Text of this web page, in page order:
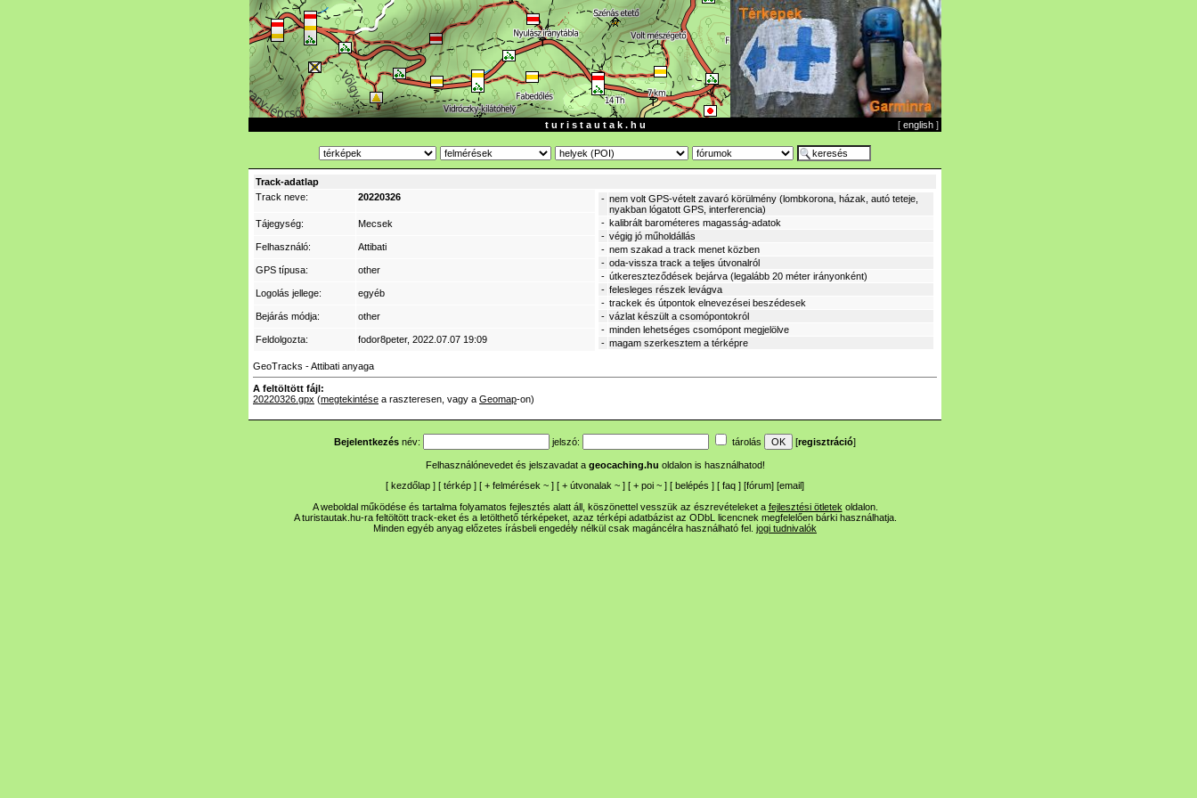
t u r i s t a u t a k . h u [ english ]
Track-adatlap
Track neve:
20220326 - nem volt GPS-vételt zavaró körülmény (lombkorona, házak, autó teteje,
nyakban lógatott GPS, interferencia)
- kalibrált barométeres magasság-adatok
- végig jó műholdállás
- nem szakad a track menet közben
- oda-vissza track a teljes útvonalról
- útkereszteződések bejárva (legalább 20 méter irányonként)
- felesleges részek levágva
- trackek és útpontok elnevezései beszédesek
- vázlat készült a csomópontokról
- minden lehetséges csomópont megjelölve
- magam szerkesztem a térképre
Tájegység: Mecsek
Felhasználó: Attibati
GPS típusa: other
Logolás jellege: egyéb
Bejárás módja: other
Feldolgozta: fodor8peter, 2022.07.07 19:09
GeoTracks - Attibati anyaga
A feltöltött fájl:
20220326.gpx (megtekintése a raszteresen, vagy a Geomap-on)
Bejelentkezés név: jelszó: tárolás [regisztráció]
Felhasználónevedet és jelszavadat a geocaching.hu oldalon is használhatod!
[ kezdőlap ] [ térkép ] [ + felmérések ~ ] [ + útvonalak ~ ] [ + poi ~ ] [ belépés ] [ faq ] [fórum] [email]
A weboldal működése és tartalma folyamatos fejlesztés alatt áll, köszönettel vesszük az észrevételeket a fejlesztési ötletek oldalon.
A turistautak.hu-ra feltöltött track-eket és a letölthető térképeket, azaz térképi adatbázist az ODbL licencnek megfelelően bárki használhatja.
Minden egyéb anyag előzetes írásbeli engedély nélkül csak magáncélra használható fel. jogi tudnivalók